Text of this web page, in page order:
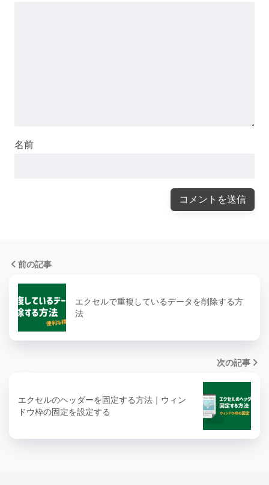
名前
前の記事
エクセルで重複しているデータを削除する方
法
次の記事
エクセルのヘッダーを固定する方法｜ウィン
ドウ枠の固定を設定する